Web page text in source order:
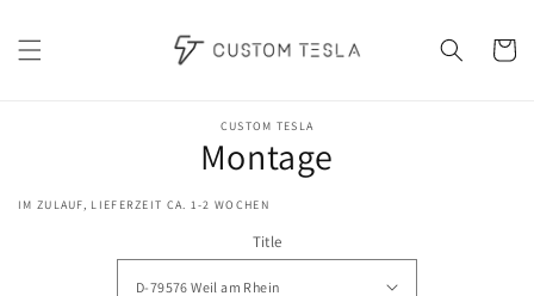
Inhalt
CUSTOM TESLA
Montage
IM ZULAUF, LIEFERZEIT CA. 1-2 WOCHEN
Title